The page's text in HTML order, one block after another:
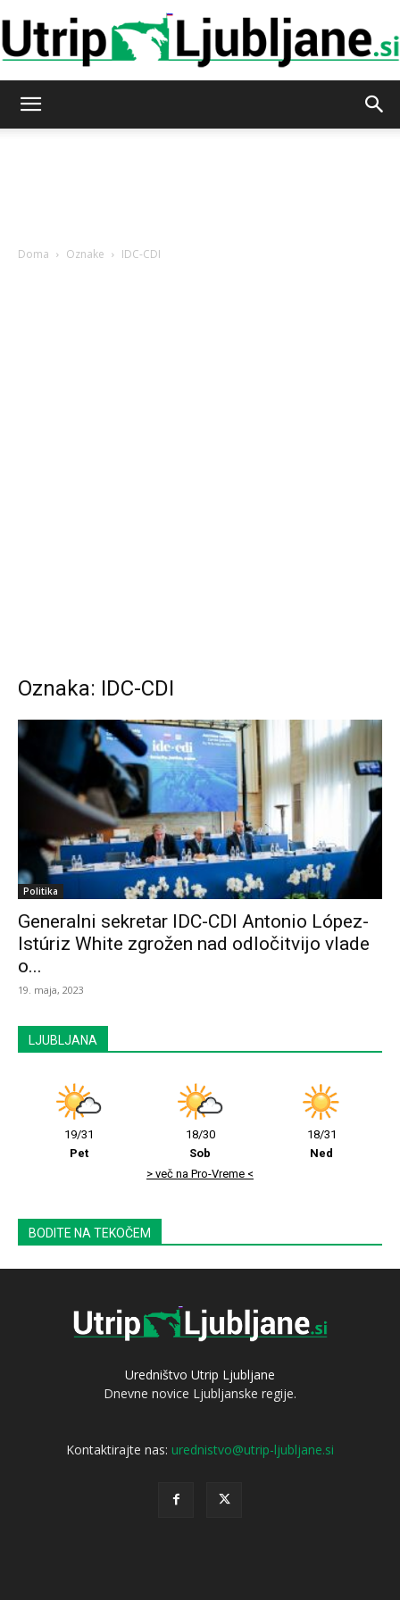
Doma Oznake IDC-CDI
Oznaka: IDC-CDI
Politika
Generalni sekretar IDC-CDI Antonio López-
Istúriz White zgrožen nad odločitvijo vlade
o...
19. maja, 2023
LJUBLJANA
19/31
Pet
18/30
Sob
18/31
Ned
> več na Pro-Vreme <
BODITE NA TEKOČEM
Uredništvo Utrip Ljubljane
Dnevne novice Ljubljanske regije.
Kontaktirajte nas: urednistvo@utrip-ljubljane.si